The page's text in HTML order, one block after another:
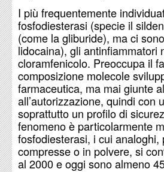
I più frequentemente
fosfodiesterasi (specie il
(come la gliburide), ma ci
lidocaina), gli antinfiammatori
cloramfenicolo. Preoccupa il
composizione molecole
farmaceutica, ma mai giunte
all’autorizzazione, quindi con
soprattutto un profilo di
fenomeno è particolarmente
fosfodiesterasi, i cui
compresse o in polvere, si
al 2000 e oggi sono almeno